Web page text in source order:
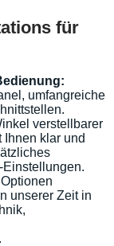
für
umfangreiche
verstellbarer
Ihnen klar und
Einstellungen.
unserer Zeit in